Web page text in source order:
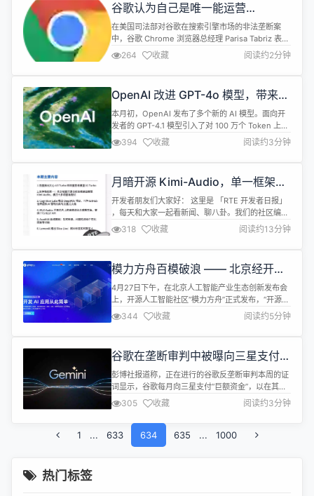
能，主要适用于公司、...
谷歌认为自己是唯一能运营
Chrome 的公司，如若转手，将“万
劫不复”
在美国司法部对谷歌在搜索引擎市场的非法垄断案
中，谷歌 Chrome 浏览器总经理 Parisa Tabriz 表
示，将谷歌与 Chrome “剥离”是不可能的，并补充
说，她认为“Chrome 不可能在其他地方被复制”。
Tabriz 强调造就 Chrome 浏览器今日成功的基石，
示，谷歌 Chrom...
264 收藏 阅读约2分钟
OpenAI 改进 GPT-4o 模型，带来更
强的智能和个性
本月初，OpenAI 发布了多个新的 AI 模型。面向开
发者的 GPT-4.1 模型引入了对 100 万个 Token 上下
文窗口的支持，并在指令遵循、编码和智能方面进行
了改进。o3 和 o4-mini推理模型在多个 AI 基准测试
中取得了最佳结果。 即使在发布这些新模型之后，
OpenAI对 G...
394 收藏 阅读约3分钟
月暗开源 Kimi-Audio，单一框架执
行多种语音任务；照片秒变可对话数
字人，LemonAI 推出 Slice Live丨
日报
开发者朋友们大家好： 这里是 「RTE 开发者日报」
，每天和大家一起看新闻、聊八卦。我们的社区编辑
团队会整理分享 RTE（Real-Time Engagement）
领域内「有话题的 技术 」、「有亮点的 产品 」、
「有思考的 文章 」、「有态度的 观点 」、「有看点
家留言、跟帖、讨论。 本期编辑：@赵怡岭、...
318 收藏 阅读约13分钟
模力方舟百模破浪 —— 北京经开区
推进 AI 开源开放生态共创
4月27日下午，在北京人工智能产业生态创新发布会
上，开源人工智能社区“模力方舟”正式发布，“开源人
工智能应用创新大赛”也同步启动，经开区将围绕建
设全域人工智能之城，助力共建国内AI开源开放生
态。 模力方舟依托开源中国17年生态构建，积累超
对中立平台面向开发者提供从开源模型、训练数据
集、国产算力底座到模型在...
344 收藏 阅读约5分钟
谷歌在垄断审判中被曝向三星支付巨
款预装 Gemini 应用
彭博社报道称，正在进行的谷歌反垄断审判本周的证
词显示，谷歌每月向三星支付“巨额资金”，以在其设
备上预装其Gemini人工智能应用程序。这一信息正
值法官阿米特·梅塔(Amit Mehta)已裁定谷歌的搜索
引擎构成非法垄断之后，目前谷歌的律师正与美国司
法部就潜在的处罚力度展开辩论。 谷歌平台和设备合
作副总裁彼得·菲茨杰拉德周一作证称，谷歌与三星之
305 收藏 阅读约3分钟
1 ... 633 634 635 ... 1000
热门标签